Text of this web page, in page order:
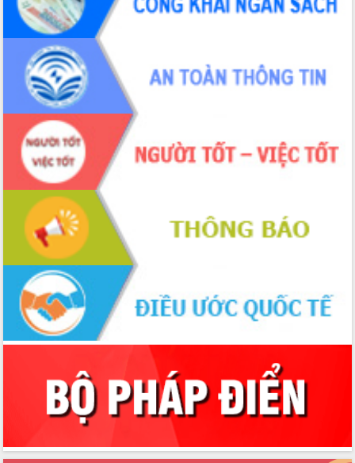
Xây dựng nông thôn mới: Nâng cao đời
sống người dân từ những mô hình thiết
thực
Quyết liệt tháo gỡ vướng mắc, đẩy
nhanh tiến độ các dự án trọng điểm
trong Khu kinh tế Nam Phú Yên
Hòn Yến phát triển du lịch gắn với bảo
tồn biển
Lấy ý kiến điều chỉnh Quy hoạch tỉnh
Đắk Lắk thời kỳ 2021-2030, tầm nhìn
đến năm 2050
Phát động chiến dịch 30 ngày đêm
giải phóng mặt bằng Tuyến đường bộ
ven biển
Đắk Lắk nỗ lực thúc đẩy tăng trưởng
kinh tế từ 10% trở lên trong Quý
II/2026
Đắk Lắk ký kết thỏa thuận hợp tác về
chuyển đổi số giai đoạn 2026 – 2030
với Tập đoàn Bưu chính Viễn thông
Thứ trưởng Bộ Y tế làm việc với tỉnh
Đắk Lắk về phát triển nhân lực y tế
cho trạm y tế cấp xã
Du lịch Đắk Lắk nâng tầm trải nghiệm
liệu và Bản đồ số